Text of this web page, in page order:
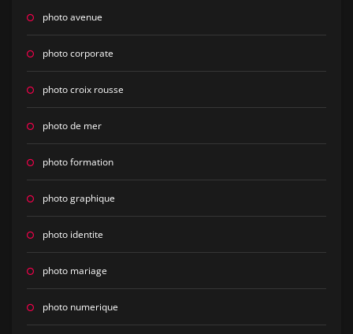
photo avenue
photo corporate
photo croix rousse
photo de mer
photo formation
photo graphique
photo identite
photo mariage
photo numerique